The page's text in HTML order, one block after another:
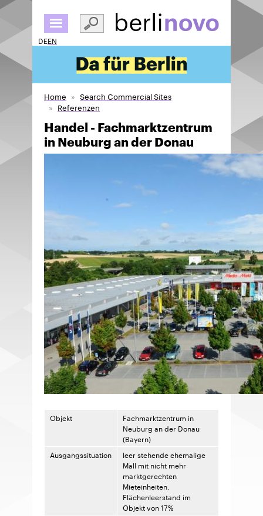
to
main
content
DEEN
Home
Search Commercial Sites
Referenzen
Handel - Fachmarktzentrum
in Neuburg an der Donau
Objekt
Fachmarktzentrum in
Neuburg an der Donau
(Bayern)
Ausgangssituation
leer stehende ehemalige
Mall mit nicht mehr
marktgerechten
Mieteinheiten,
Flächenleerstand im
Objekt von 17 %